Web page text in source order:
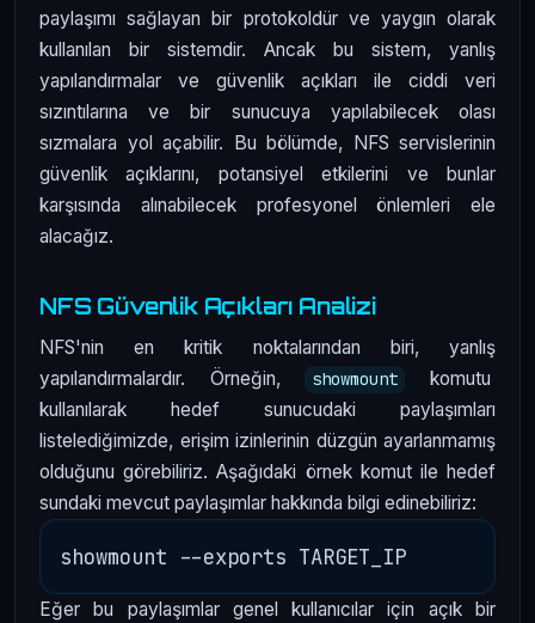
paylaşımı sağlayan bir protokoldür ve yaygın olarak
kullanılan bir sistemdir. Ancak bu sistem, yanlış
yapılandırmalar ve güvenlik açıkları ile ciddi veri
sızıntılarına ve bir sunucuya yapılabilecek olası
sızmalara yol açabilir. Bu bölümde, NFS servislerinin
güvenlik açıklarını, potansiyel etkilerini ve bunlar
karşısında alınabilecek profesyonel önlemleri ele
alacağız.
NFS Güvenlik Açıkları Analizi
NFS'nin en kritik noktalarından biri, yanlış
yapılandırmalardır. Örneğin,
showmount
komutu
kullanılarak hedef sunucudaki paylaşımları
listelediğimizde, erişim izinlerinin düzgün ayarlanmamış
olduğunu görebiliriz. Aşağıdaki örnek komut ile hedef
sundaki mevcut paylaşımlar hakkında bilgi edinebiliriz:
Eğer bu paylaşımlar genel kullanıcılar için açık bir